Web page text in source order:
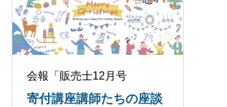
会報「販売士12月号
寄付講座講師たちの座談